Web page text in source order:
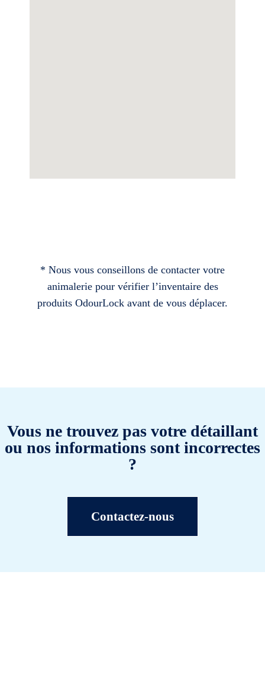
* Nous vous conseillons de contacter votre
animalerie pour vérifier l’inventaire des
produits OdourLock avant de vous déplacer.
Vous ne trouvez pas votre détaillant
ou nos informations sont incorrectes
?
Contactez-nous